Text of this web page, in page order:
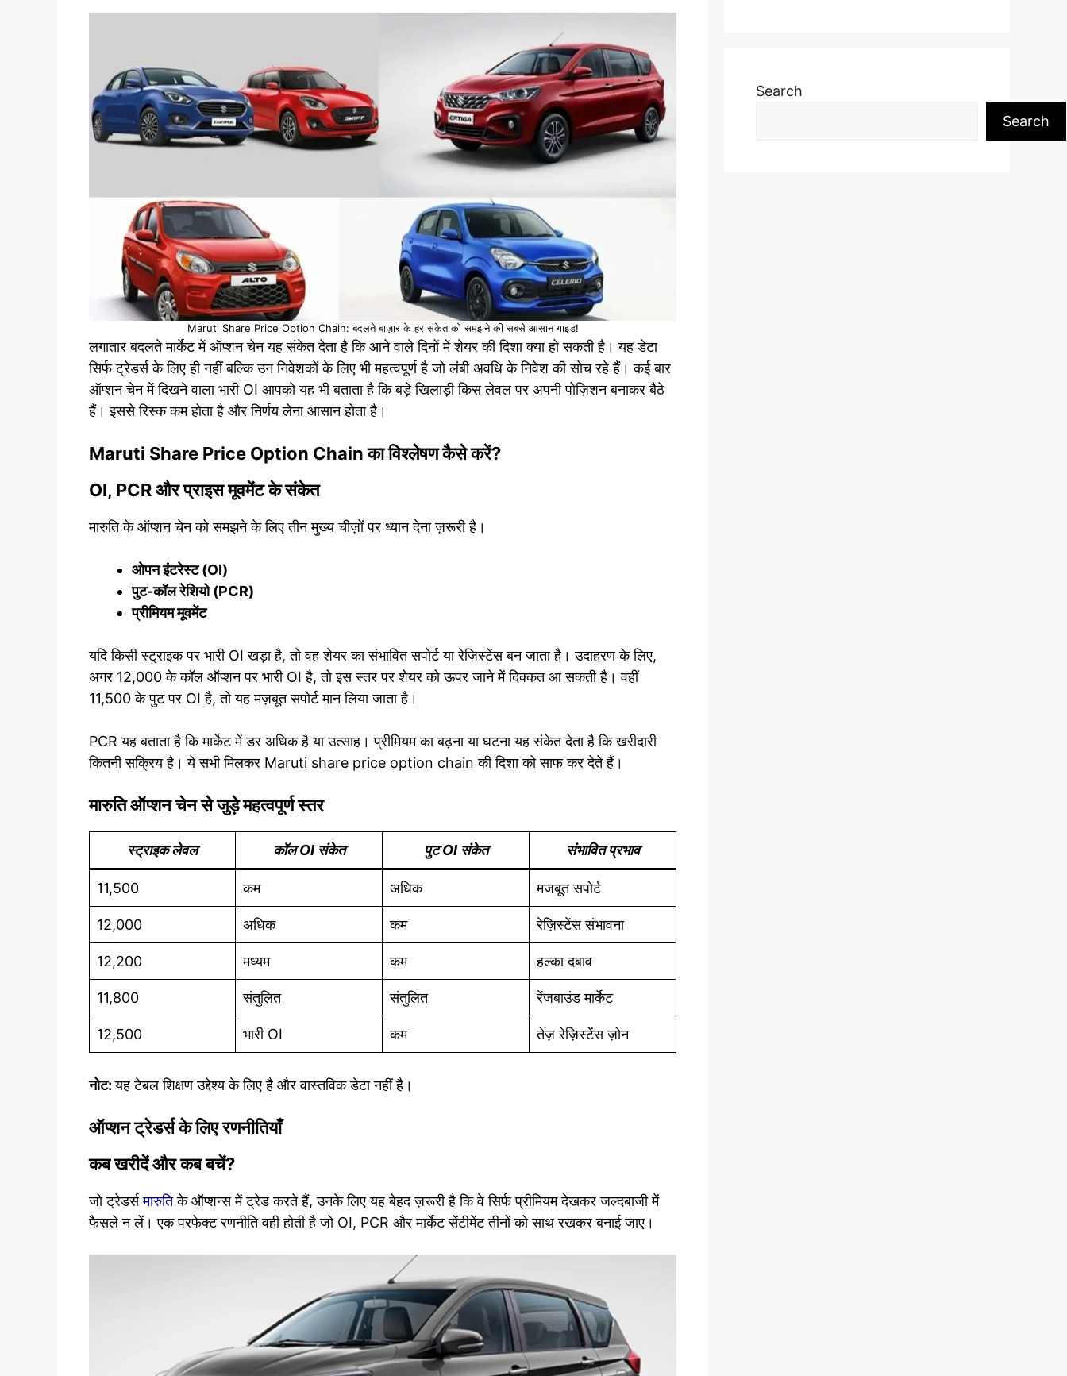
Maruti Share Price Option Chain: बदलते बाज़ार के हर संकेत को समझने की सबसे आसान गाइड!
लगातार बदलते मार्केट में ऑप्शन चेन यह संकेत देता है कि आने वाले दिनों में शेयर की दिशा क्या हो सकती है। यह डेटा
सिर्फ ट्रेडर्स के लिए ही नहीं बल्कि उन निवेशकों के लिए भी महत्वपूर्ण है जो लंबी अवधि के निवेश की सोच रहे हैं। कई बार
ऑप्शन चेन में दिखने वाला भारी OI आपको यह भी बताता है कि बड़े खिलाड़ी किस लेवल पर अपनी पोज़िशन बनाकर बैठे
हैं। इससे रिस्क कम होता है और निर्णय लेना आसान होता है।
Maruti Share Price Option Chain का विश्लेषण कैसे करें?
OI, PCR और प्राइस मूवमेंट के संकेत
मारुति के ऑप्शन चेन को समझने के लिए तीन मुख्य चीज़ों पर ध्यान देना ज़रूरी है।
ओपन इंटरेस्ट (OI)
पुट-कॉल रेशियो (PCR)
प्रीमियम मूवमेंट
यदि किसी स्ट्राइक पर भारी OI खड़ा है, तो वह शेयर का संभावित सपोर्ट या रेज़िस्टेंस बन जाता है। उदाहरण के लिए,
अगर 12,000 के कॉल ऑप्शन पर भारी OI है, तो इस स्तर पर शेयर को ऊपर जाने में दिक्कत आ सकती है। वहीं
11,500 के पुट पर OI है, तो यह मज़बूत सपोर्ट मान लिया जाता है।
PCR यह बताता है कि मार्केट में डर अधिक है या उत्साह। प्रीमियम का बढ़ना या घटना यह संकेत देता है कि खरीदारी
कितनी सक्रिय है। ये सभी मिलकर Maruti share price option chain की दिशा को साफ कर देते हैं।
मारुति ऑप्शन चेन से जुड़े महत्वपूर्ण स्तर
स्ट्राइक लेवल कॉल OI संकेत पुट OI संकेत संभावित प्रभाव
11,500 कम अधिक मजबूत सपोर्ट
12,000 अधिक कम रेज़िस्टेंस संभावना
12,200 मध्यम कम हल्का दबाव
11,800 संतुलित संतुलित रेंजबाउंड मार्केट
12,500 भारी OI कम तेज़ रेज़िस्टेंस ज़ोन
नोट:यह टेबल शिक्षण उद्देश्य के लिए है और वास्तविक डेटा नहीं है।
ऑप्शन ट्रेडर्स के लिए रणनीतियाँ
कब खरीदें और कब बचें?
जो ट्रेडर्समारुतिके ऑप्शन्स में ट्रेड करते हैं, उनके लिए यह बेहद ज़रूरी है कि वे सिर्फ प्रीमियम देखकर जल्दबाजी में
फैसले न लें। एक परफेक्ट रणनीति वही होती है जो OI, PCR और मार्केट सेंटीमेंट तीनों को साथ रखकर बनाई जाए।
Search
Search